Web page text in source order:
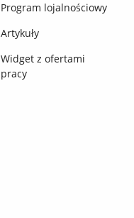
Program lojalnościowy
Artykuły
Widget z ofertami
pracy